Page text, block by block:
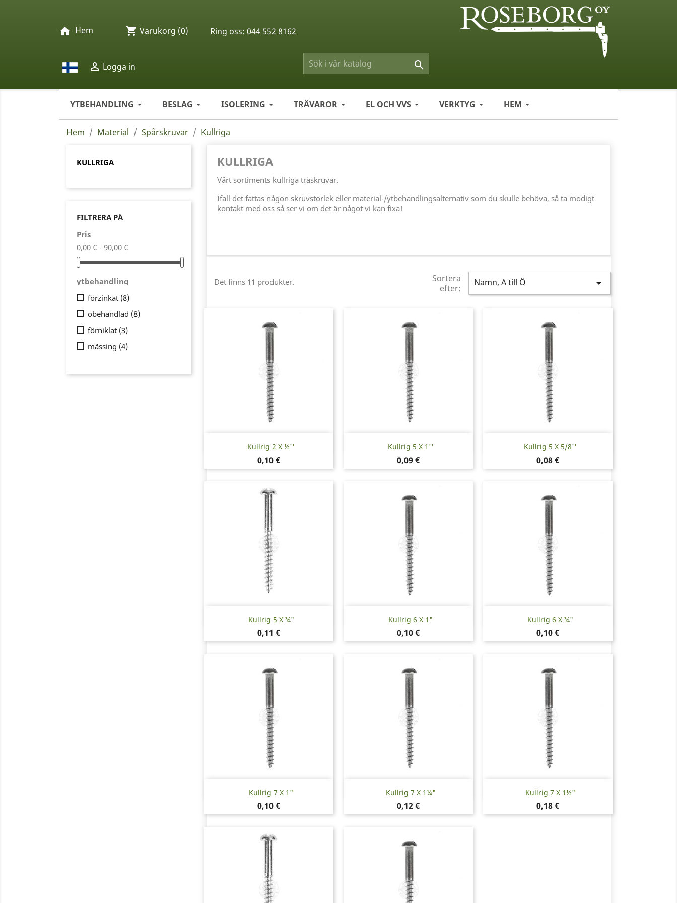

home Hem
 Logga in
shopping_cart Varukorg (0)
YTBEHANDLING BESLAG ISOLERING TRÄVAROR EL OCH VVS VERKTYG HEM
Ring oss: 044 552 8162
Hem Material Spårskruvar Kullriga
KULLRIGA
FILTRERA PÅ
Pris
0,00 € - 90,00 €
ytbehandling
förzinkat (8)
obehandlad (8)
förniklat (3)
mässing (4)
KULLRIGA
Vårt sortiments kullriga träskruvar.
Ifall det fattas någon skruvstorlek eller material-/ytbehandlingsalternativ som du skulle behöva, så ta modigt
kontakt med oss så ser vi om det är något vi kan fixa!
Det finns 11 produkter.
Sortera
efter:
Namn, A till Ö 
Kullrig 2 X ½''
Pris
0,10 €
Snabbvy Kullrig 5 X 1''
Pris
0,09 €
Snabbvy Kullrig 5 X 5/8''
Pris
0,08 €
Snabbvy
Kullrig 5 X ¾"
Pris
0,11 €
Snabbvy Kullrig 6 X 1"
Pris
0,10 €
Snabbvy Kullrig 6 X ¾"
Pris
0,10 €
Snabbvy
Kullrig 7 X 1"
Pris
0,10 €
Snabbvy Kullrig 7 X 1¼"
Pris
0,12 €
Snabbvy Kullrig 7 X 1½"
Pris
0,18 €
Snabbvy